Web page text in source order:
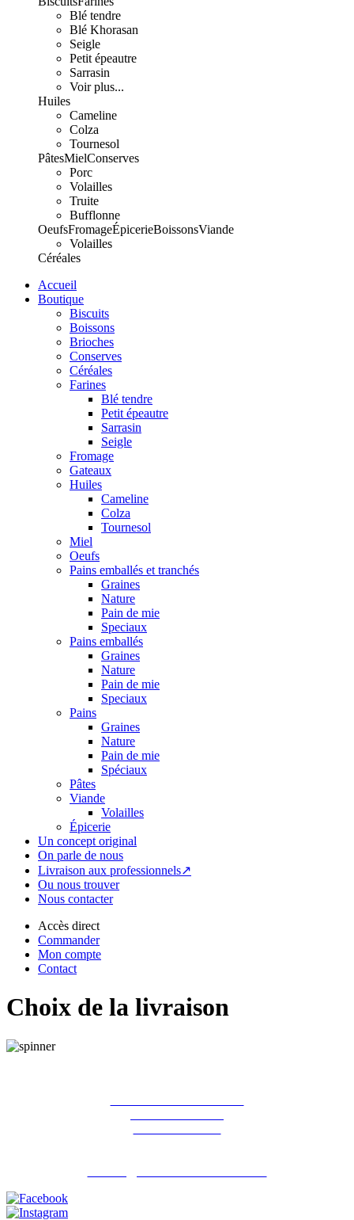
Blé tendre
Blé Khorasan
Seigle
Petit épeautre
Sarrasin
Voir plus...
Huiles
Cameline
Colza
Tournesol
PâtesMielConserves
Porc
Volailles
Truite
Bufflonne
OeufsFromageÉpicerieBoissonsViande
Volailles
Céréales
Accueil
Boutique
Biscuits
Boissons
Brioches
Conserves
Céréales
Farines
Blé tendre
Petit épeautre
Sarrasin
Seigle
Fromage
Gateaux
Huiles
Cameline
Colza
Tournesol
Miel
Oeufs
Pains emballés et tranchés
Graines
Nature
Pain de mie
Speciaux
Pains emballés
Graines
Nature
Pain de mie
Speciaux
Pains
Graines
Nature
Pain de mie
Spéciaux
Pâtes
Viande
Volailles
Épicerie
Un concept original
On parle de nous
Livraison aux professionnels↗
Ou nous trouver
Nous contacter
Accès direct
Commander
Mon compte
Contact
Choix de la livraison